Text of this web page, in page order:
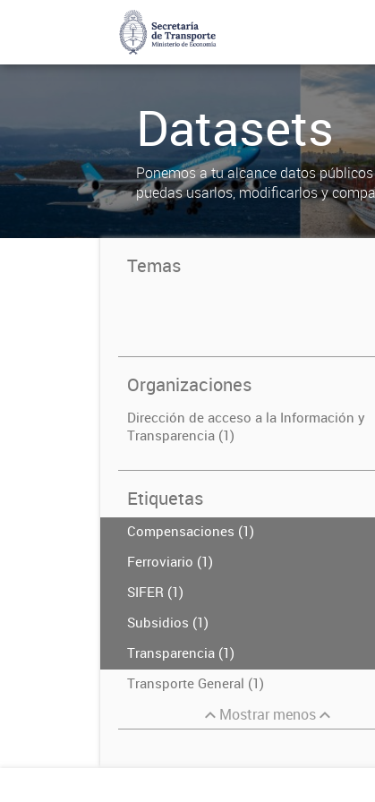
Datasets
Ponemos a tu alcance datos
puedas usarlos, modificarlos y
Temas
Organizaciones
Dirección de acceso a la Información y
Transparencia (1)
Etiquetas
Compensaciones (1)
Ferroviario (1)
SIFER (1)
Subsidios (1)
Transparencia (1)
Transporte General (1)
Mostrar menos